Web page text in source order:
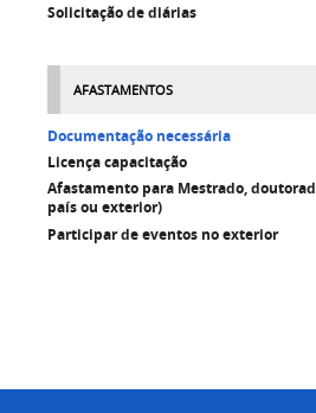
Solicitação de diárias
AFASTAMENTOS
Documentação necessária
Licença capacitação
Afastamento para Mestrado,
país ou exterior)
Participar de eventos no exterior